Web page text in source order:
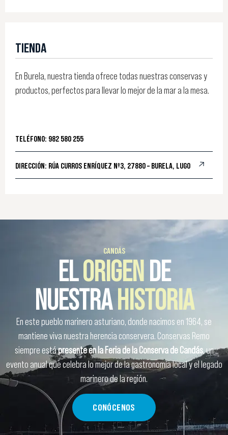
TIENDA
En Burela, nuestra tienda ofrece todas nuestras conservas y
productos, perfectos para llevar lo mejor de la mar a la mesa.
TELÉFONO: 982 580 255
DIRECCIÓN: RÚA CURROS ENRÍQUEZ Nº3, 27880 – BURELA, LUGO
CANDÁS
ELORIGEN DE
NUESTRA HISTORIA
En este pueblo marinero asturiano, donde nacimos en 1964, se
mantiene viva nuestra herencia conservera. Conservas Remo
siempre estápresente en la Feria de la Conserva de Candás, un
evento anual que celebra lo mejor de la gastronomía local y el legado
marinero de la región.
CONÓCENOS